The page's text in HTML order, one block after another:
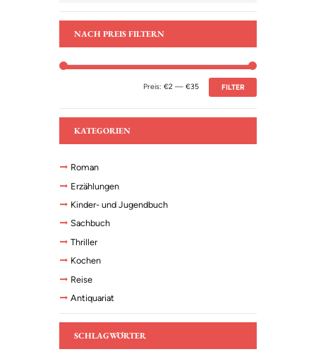
NACH PREIS FILTERN
FILTER
Preis: €2— €35
KATEGORIEN
Roman
Erzählungen
Kinder- und Jugendbuch
Sachbuch
Thriller
Kochen
Reise
Antiquariat
SCHLAGWÖRTER